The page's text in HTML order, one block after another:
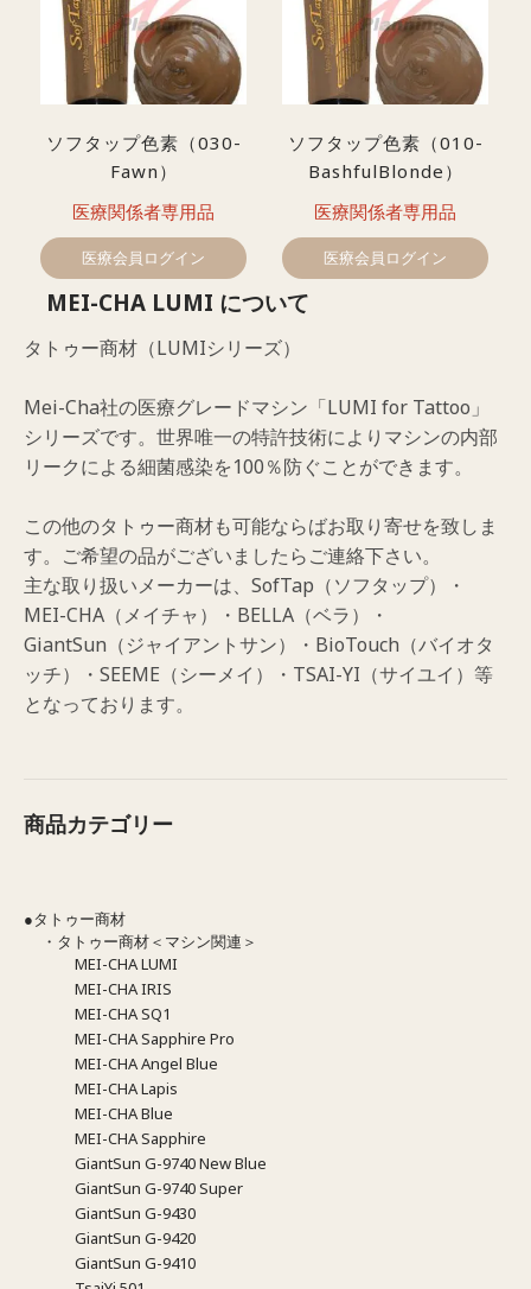
ソフタップ色素（030-
Fawn）
医療関係者専用品
医療会員ログイン
ソフタップ色素（010-
BashfulBlonde）
医療関係者専用品
医療会員ログイン
MEI-CHA LUMI について
タトゥー商材（LUMIシリーズ）
Mei-Cha社の医療グレードマシン「LUMI for Tattoo」
シリーズです。世界唯一の特許技術によりマシンの内部
リークによる細菌感染を100％防ぐことができます。
この他のタトゥー商材も可能ならばお取り寄せを致しま
す。ご希望の品がございましたらご連絡下さい。
主な取り扱いメーカーは、SofTap（ソフタップ）・
MEI-CHA（メイチャ）・BELLA（ベラ）・
GiantSun（ジャイアントサン）・BioTouch（バイオタ
ッチ）・SEEME（シーメイ）・TSAI-YI（サイユイ）等
となっております。
商品カテゴリー
●タトゥー商材
・タトゥー商材＜マシン関連＞
MEI-CHA LUMI
MEI-CHA IRIS
MEI-CHA SQ1
MEI-CHA Sapphire Pro
MEI-CHA Angel Blue
MEI-CHA Lapis
MEI-CHA Blue
MEI-CHA Sapphire
GiantSun G-9740 New Blue
GiantSun G-9740 Super
GiantSun G-9430
GiantSun G-9420
GiantSun G-9410